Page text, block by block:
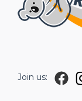
Join us: